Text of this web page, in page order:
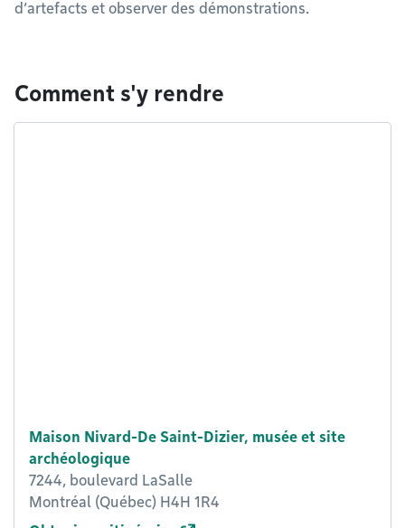
d’artefacts et observer des démonstrations.
Comment s'y rendre
Maison Nivard-De Saint-Dizier, musée et site
archéologique
7244, boulevard LaSalle
Montréal (Québec) H4H 1R4